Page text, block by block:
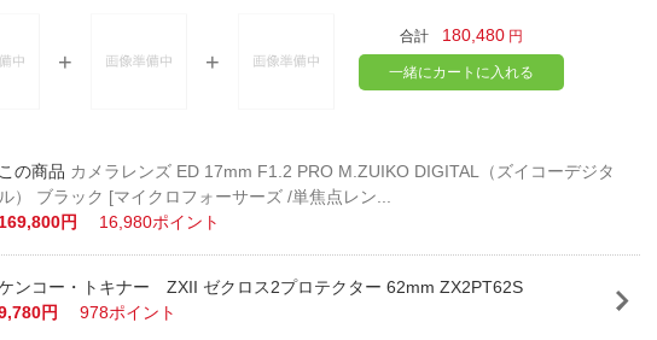
合計 180,480 円
一緒にカートに入れる
カメラレンズ ED 17mm F1.2 PRO M.ZUIKO DIGITAL（ズイコーデジタ
ル） ブラック [マイクロフォーサーズ /単焦点レン...
169,800円
16,980ポイント
ンコー・トキナー ZXII ゼクロス2プロテクター 62mm ZX2PT62S
円
978ポイント